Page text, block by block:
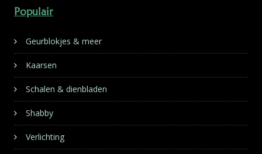
Populair
Geurblokjes & meer
Kaarsen
Schalen & dienbladen
Shabby
Verlichting